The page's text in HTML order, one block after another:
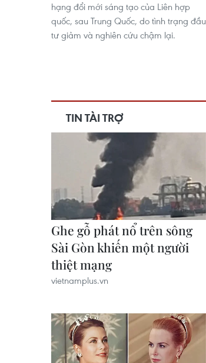
hạng đổi mới sáng tạo của Liên hợp
quốc, sau Trung Quốc, do tình trạng đầu
tư giảm và nghiên cứu chậm lại.